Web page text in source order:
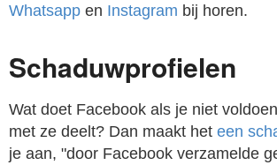
Whatsapp en Instagram bij horen.
Schaduwprofielen
Wat doet Facebook als je niet
met ze deelt? Dan maakt het een
je aan, "door Facebook verzamelde